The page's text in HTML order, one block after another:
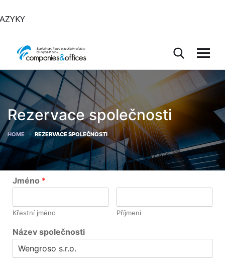
Rezervace společnosti
HOME REZERVACE SPOLEČNOSTI
Jméno *
Křestní jméno Příjmení
Název společnosti